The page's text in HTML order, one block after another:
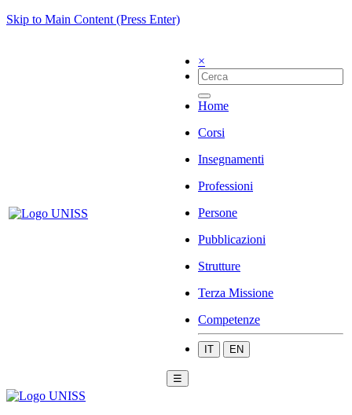
Skip to Main Content (Press Enter)
×
Home
Corsi
Insegnamenti
Professioni
Persone
Pubblicazioni
Strutture
Terza Missione
Competenze
IT EN
☰